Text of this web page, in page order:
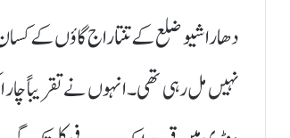
دھاراشیو ضلع کے تنتاراج گاؤں کے